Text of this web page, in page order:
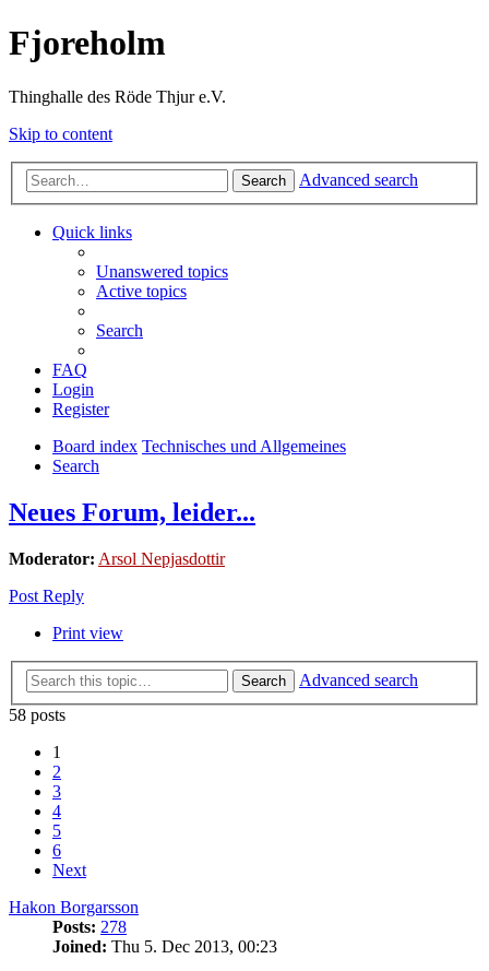
Fjoreholm
Thinghalle des Röde Thjur e.V.
Skip to content
Search Advanced search
Quick links
Unanswered topics
Active topics
Search
FAQ
Login
Register
Board index Technisches und Allgemeines
Search
Neues Forum, leider...
Moderator: Arsol Nepjasdottir
Post Reply
Print view
Search
Advanced search
58 posts
1
2
3
4
5
6
Next
Hakon Borgarsson
Posts: 278
Joined: Thu 5. Dec 2013, 00:23